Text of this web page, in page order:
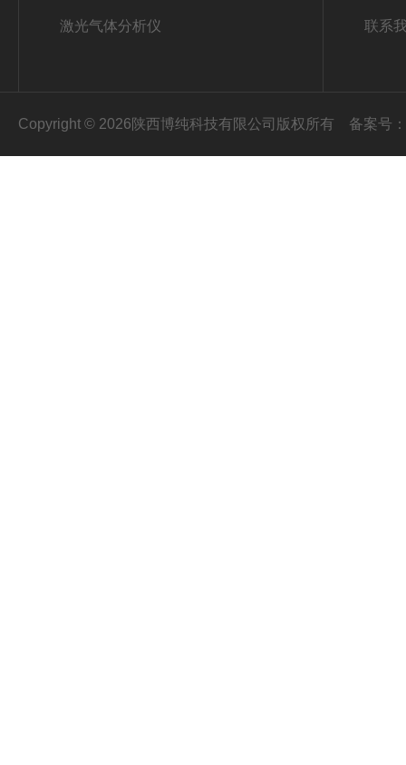
激光气体分析仪 联系
Copyright © 2026陕西博纯科技有限公司版权所有 备案号